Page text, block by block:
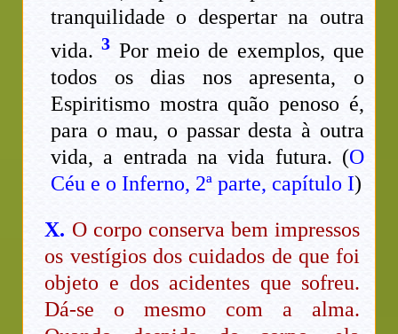
tranquilidade o despertar na outra
vida.3 Por meio de exemplos, que
todos os dias nos apresenta, o
Espiritismo mostra quão penoso é,
para o mau, o passar desta à outra
vida, a entrada na vida futura. (O
Céu e o Inferno, 2ª parte, capítulo I)
X. O corpo conserva bem impressos
os vestígios dos cuidados de que foi
objeto e dos acidentes que sofreu.
Dá-se o mesmo com a alma.